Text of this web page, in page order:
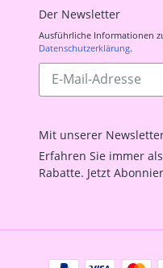
Der Newsletter
Ausführliche Informationen
Datenschutzerklärung.
Abonnieren
unsere
Mit unserer
Erfahren Sie immer
Rabatte. Jetzt